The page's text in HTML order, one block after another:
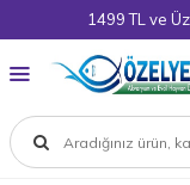
1499 TL ve